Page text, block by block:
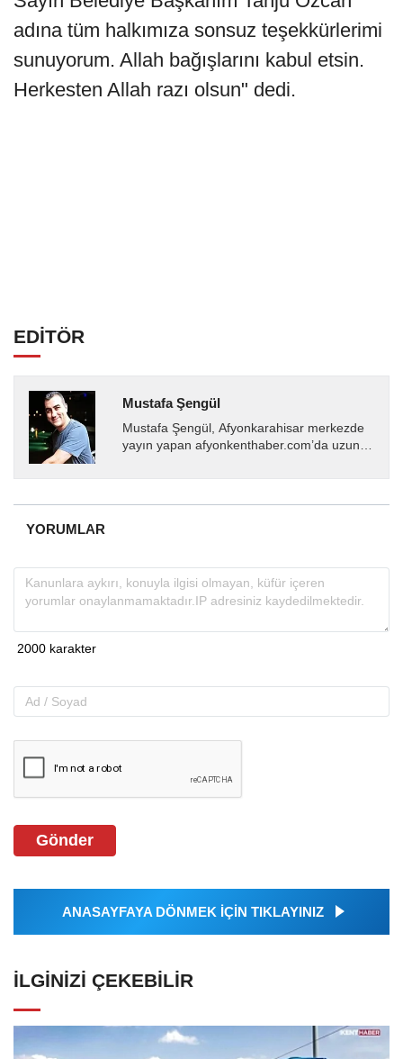
adına tüm halkımıza sonsuz teşekkürlerimi
sunuyorum. Allah bağışlarını kabul etsin.
Herkesten Allah razı olsun" dedi.
EDİTÖR
Mustafa Şengül
Mustafa Şengül, Afyonkarahisar merkezde
yayın yapan afyonkenthaber.com’da uzun
almakta, haber akışı...
YORUMLAR
Gönder
ANASAYFAYA DÖNMEK İÇİN TIKLAYINIZ
İLGINIZI ÇEKEBILIR